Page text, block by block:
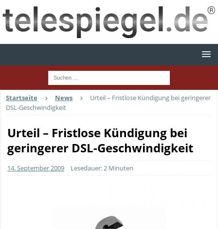
Startseite News
Urteil – Fristlose Kündigung bei geringerer
DSL-Geschwindigkeit
Urteil – Fristlose Kündigung bei
geringerer DSL-Geschwindigkeit
14. September 2009 Lesedauer: 2 Minuten